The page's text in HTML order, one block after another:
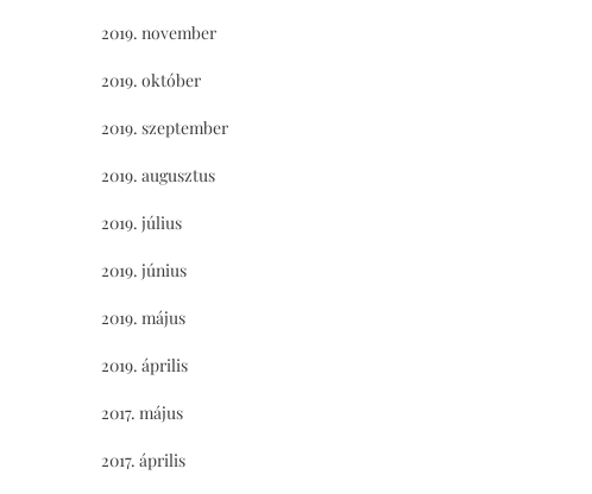
2019. november
2019. október
2019. szeptember
2019. augusztus
2019. július
2019. június
2019. május
2019. április
2017. május
2017. április